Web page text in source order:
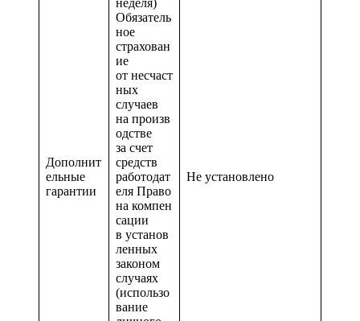
Дополнит
ельные
гарантии
Обязатель
ное
страхован
ие
от несчаст
ных
случаев
на произв
одстве
за счет
средств
работодат
еля Право
на компен
сации
в установ
ленных
законом
случаях
(использо
вание
Не установлено